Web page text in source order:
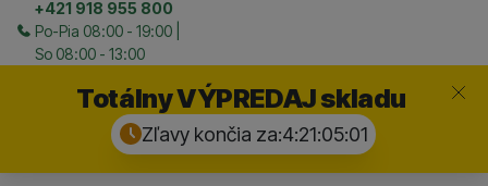
+421 918 955 800
Po-Pia 08:00 - 19:00 |
So 08:00 - 13:00
Totálny VÝPREDAJ skladu
Zľavy končia za:4:21:05:00
Zavrieť